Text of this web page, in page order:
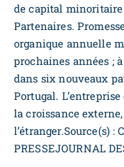
de capital minoritaire
Partenaires.
organique annuelle
prochaines années ;
dans six nouveaux
Portugal.
la croissance
l’étranger.Source(s) :
PRESSEJOURNAL